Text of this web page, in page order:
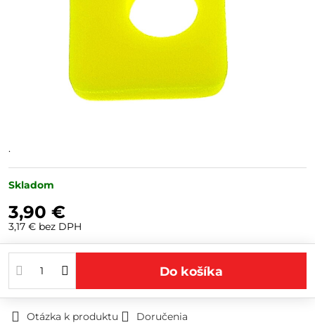
.
Skladom
3,90 €
3,17 € bez DPH
Do košíka
Otázka k produktu
Doručenia